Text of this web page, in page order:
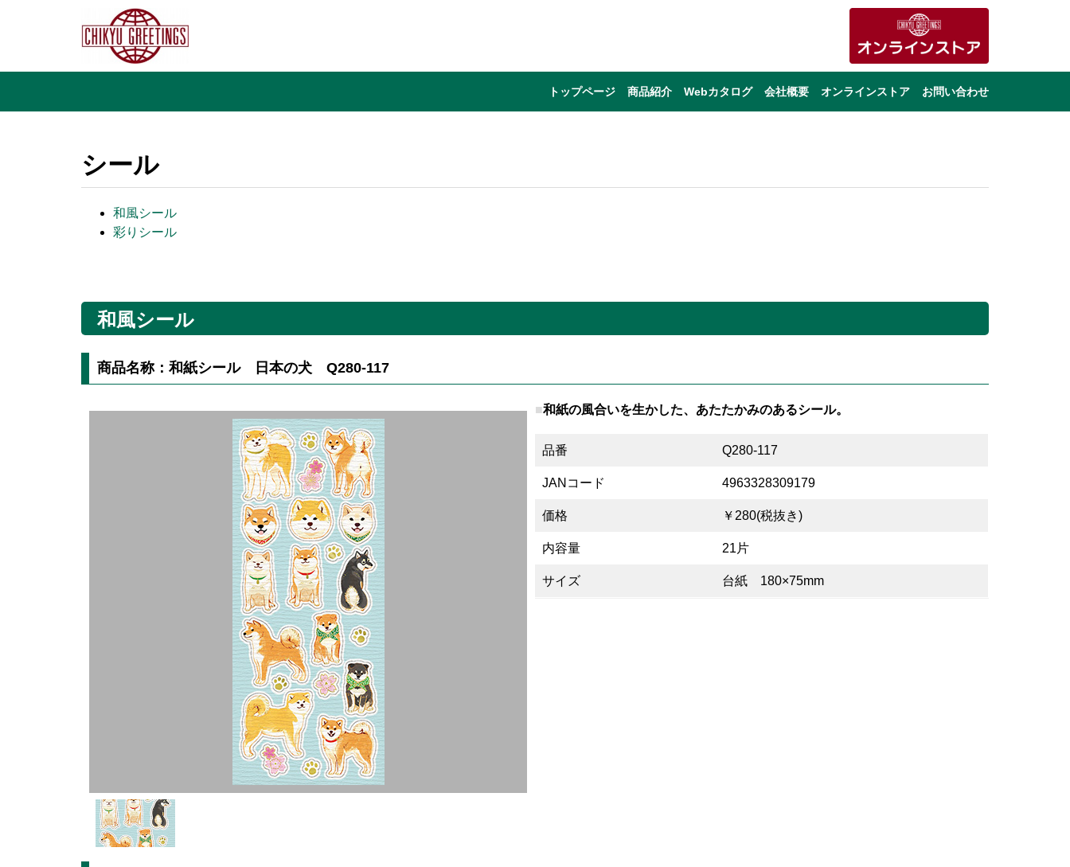
トップページ 商品紹介 Webカタログ 会社概要 オンラインストア お問い合わせ
シール
和風シール
彩りシール
和風シール
商品名称：和紙シール 日本の犬 Q280-117
和紙の風合いを生かした、あたたかみのあるシール。
品番 Q280-117
JANコード 4963328309179
価格 ￥280(税抜き)
内容量 21片
サイズ 台紙 180×75mm